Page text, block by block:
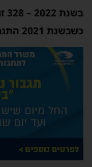
כשבשנת 2021 התגרשו 329 זוגות.